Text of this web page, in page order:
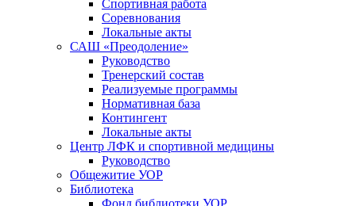
Спортивная работа
Соревнования
Локальные акты
САШ «Преодоление»
Руководство
Тренерский состав
Реализуемые программы
Нормативная база
Контингент
Локальные акты
Центр ЛФК и спортивной медицины
Руководство
Общежитие УОР
Библиотека